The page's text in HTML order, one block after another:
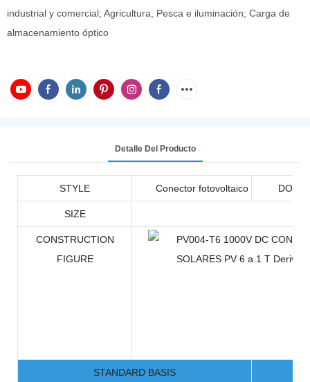
industrial y comercial; Agricultura, Pesca e iluminación; Carga de
almacenamiento óptico
Detalle Del Producto
STYLE Conector fotovoltaico
SIZE
CONSTRUCTION
FIGURE
STANDARD BASIS